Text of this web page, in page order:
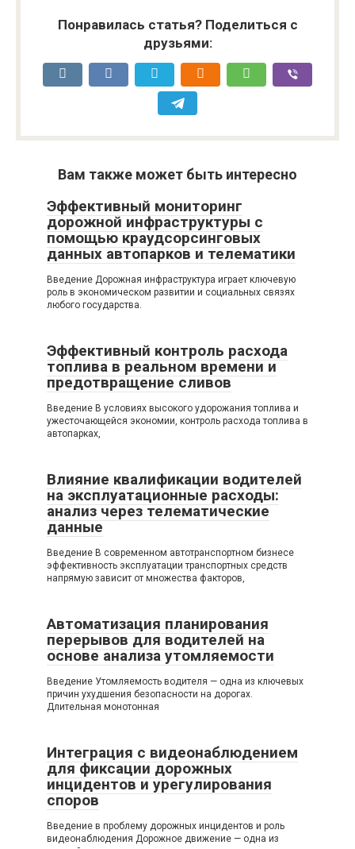
Понравилась статья? Поделиться с
друзьями:
Вам также может быть интересно
Эффективный мониторинг
дорожной инфраструктуры с
помощью краудсорсинговых
данных автопарков и телематики
Введение Дорожная инфраструктура играет ключевую
роль в экономическом развитии и социальных связях
любого государства.
Эффективный контроль расхода
топлива в реальном времени и
предотвращение сливов
Введение В условиях высокого удорожания топлива и
ужесточающейся экономии, контроль расхода топлива в
автопарках,
Влияние квалификации водителей
на эксплуатационные расходы:
анализ через телематические
данные
Введение В современном автотранспортном бизнесе
эффективность эксплуатации транспортных средств
напрямую зависит от множества факторов,
Автоматизация планирования
перерывов для водителей на
основе анализа утомляемости
Введение Утомляемость водителя — одна из ключевых
причин ухудшения безопасности на дорогах.
Длительная монотонная
Интеграция с видеонаблюдением
для фиксации дорожных
инцидентов и урегулирования
споров
Введение в проблему дорожных инцидентов и роль
видеонаблюдения Дорожное движение — одна из